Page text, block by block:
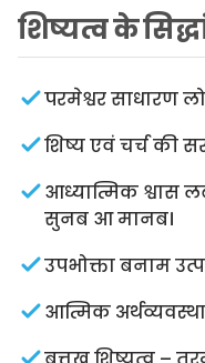
शिष्यत्व के
परमेश्वर साधारण
शिष्य एवं चर्च की
आध्यात्मिक श्वास
सुनब आ मानब।
उपभोक्ता बनाम
आत्मिक अर्थव्यवस्था